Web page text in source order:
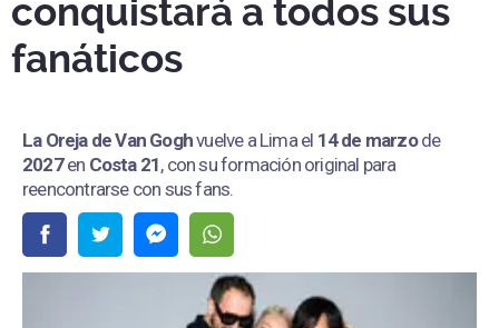
conquistará a todos sus
fanáticos
La Oreja de Van Goghvuelve a Lima el 14 de marzode
2027en Costa 21, con su formación original para
reencontrarse con sus fans.